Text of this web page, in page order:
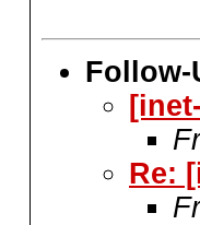
Follow-
Re: